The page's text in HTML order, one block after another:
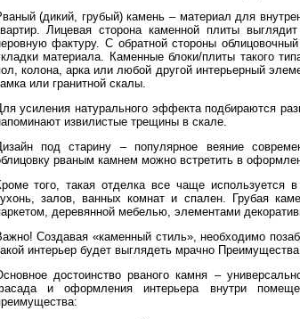
(дикий, грубый) камень – материал для
Лицевая сторона каменной плиты
фактуру. С обратной стороны
материала. Каменные блоки/плиты такого
колона, арка или любой другой интерьерный
или гранитной скалы.
усиления натурального эффекта подбираются
извилистые трещины в скале.
под старину – популярное веяние
рваным камнем можно встретить в
того, такая отделка все чаще используется
залов, ванных комнат и спален. Грубая
деревянной мебелью, элементами
Создавая «каменный стиль», необходимо
интерьер будет выглядеть мрачно
достоинство рваного камня –
и оформления интерьера внутри